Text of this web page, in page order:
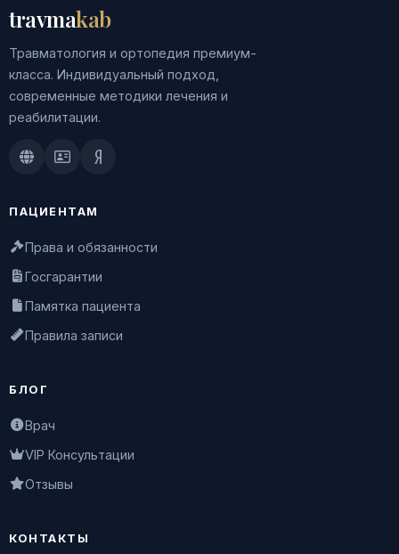
travmakab
Травматология и ортопедия премиум-
класса. Индивидуальный подход,
современные методики лечения и
реабилитации.
Doctu.ruПроДокторов
Яндекс.Здоровье
ПАЦИЕНТАМ
Права и обязанности
Госгарантии
Памятка пациента
Правила записи
БЛОГ
Врач
VIP Консультации
Отзывы
КОНТАКТЫ